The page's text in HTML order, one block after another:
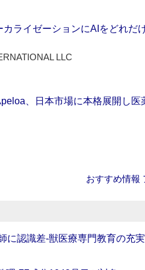
ライゼーションにAIをどれだ
LLC
、日本市場に本格展開し医
おすすめ情報
に認識差‐獣医療専門教育の充